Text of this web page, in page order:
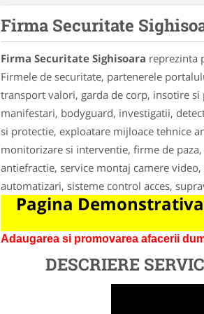
Firma Securitate
Firma Securitate Sighisoara reprezinta
Firmele de securitate, partenerele
transport valori, garda de corp, insotire
manifestari, bodyguard, investigatii,
si protectie, exploatare mijloace tehnice
monitorizare si interventie, firme de
antiefractie, service montaj camere
automatizari, sisteme control acces,
Pagina
Adaugarea si promovarea afacerii
DESCRIERE